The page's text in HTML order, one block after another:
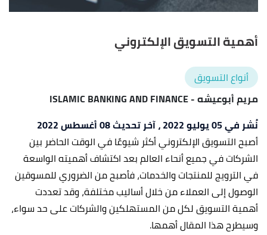
أهمية التسويق الإلكتروني
أنواع التسويق
مريم أبوعيشه- ISLAMIC BANKING AND FINANCE
نُشر في 05 يوليو 2022
، آخر تحديث 08 أغسطس 2022
أصبح التسويق الإلكتروني أكثر شيوعًا في الوقت الحاضر بين
الشركات في جميع أنحاء العالم بعد اكتشاف أهميته الواسعة
في الترويج للمنتجات والخدمات، فأصبح من الضروري للمسوقين
الوصول إلى العملاء من خلال أساليب مختلفة، وقد تعددت
أهمية التسويق لكل من المستهلكين والشركات على حد سواء،
وسيطرح هذا المقال أهمها.